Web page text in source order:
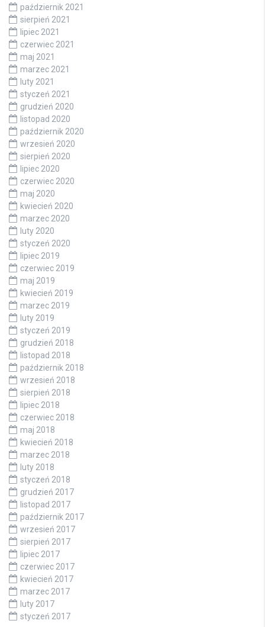
październik 2021
sierpień 2021
lipiec 2021
czerwiec 2021
maj 2021
marzec 2021
luty 2021
styczeń 2021
grudzień 2020
listopad 2020
październik 2020
wrzesień 2020
sierpień 2020
lipiec 2020
czerwiec 2020
maj 2020
kwiecień 2020
marzec 2020
luty 2020
styczeń 2020
lipiec 2019
czerwiec 2019
maj 2019
kwiecień 2019
marzec 2019
luty 2019
styczeń 2019
grudzień 2018
listopad 2018
październik 2018
wrzesień 2018
sierpień 2018
lipiec 2018
czerwiec 2018
maj 2018
kwiecień 2018
marzec 2018
luty 2018
styczeń 2018
grudzień 2017
listopad 2017
październik 2017
wrzesień 2017
sierpień 2017
lipiec 2017
czerwiec 2017
kwiecień 2017
marzec 2017
luty 2017
styczeń 2017